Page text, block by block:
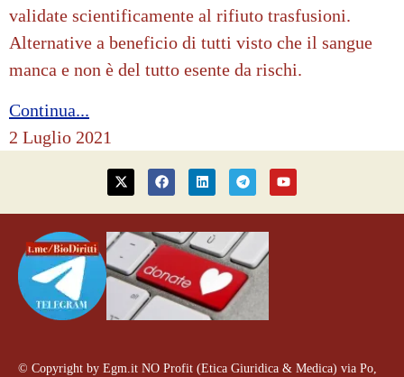
validate scientificamente al rifiuto trasfusioni.
Alternative a beneficio di tutti visto che il sangue
manca e non è del tutto esente da rischi.
Continua...
2 Luglio 2021
© Copyright by Egm.it NO Profit (Etica Giuridica & Medica) via Po,